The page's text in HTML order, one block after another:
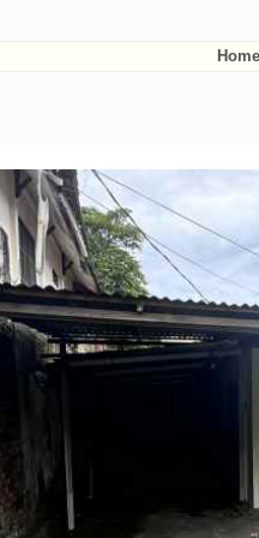
Home